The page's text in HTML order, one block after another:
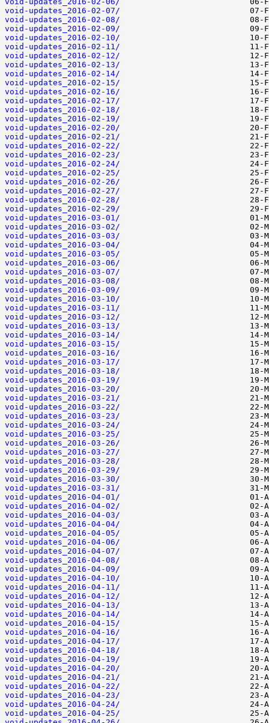
void-updates_2016-02-07/
void-updates_2016-02-08/
void-updates_2016-02-09/
void-updates_2016-02-10/
void-updates_2016-02-11/
void-updates_2016-02-12/
void-updates_2016-02-13/
void-updates_2016-02-14/
void-updates_2016-02-15/
void-updates_2016-02-16/
void-updates_2016-02-17/
void-updates_2016-02-18/
void-updates_2016-02-19/
void-updates_2016-02-20/
void-updates_2016-02-21/
void-updates_2016-02-22/
void-updates_2016-02-23/
void-updates_2016-02-24/
void-updates_2016-02-25/
void-updates_2016-02-26/
void-updates_2016-02-27/
void-updates_2016-02-28/
void-updates_2016-02-29/
void-updates_2016-03-01/
void-updates_2016-03-02/
void-updates_2016-03-03/
void-updates_2016-03-04/
void-updates_2016-03-05/
void-updates_2016-03-06/
void-updates_2016-03-07/
void-updates_2016-03-08/
void-updates_2016-03-09/
void-updates_2016-03-10/
void-updates_2016-03-11/
void-updates_2016-03-12/
void-updates_2016-03-13/
void-updates_2016-03-14/
void-updates_2016-03-15/
void-updates_2016-03-16/
void-updates_2016-03-17/
void-updates_2016-03-18/
void-updates_2016-03-19/
void-updates_2016-03-20/
void-updates_2016-03-21/
void-updates_2016-03-22/
void-updates_2016-03-23/
void-updates_2016-03-24/
void-updates_2016-03-25/
void-updates_2016-03-26/
void-updates_2016-03-27/
void-updates_2016-03-28/
void-updates_2016-03-29/
void-updates_2016-03-30/
void-updates_2016-03-31/
void-updates_2016-04-01/
void-updates_2016-04-02/
void-updates_2016-04-03/
void-updates_2016-04-04/
void-updates_2016-04-05/
void-updates_2016-04-06/
void-updates_2016-04-07/
void-updates_2016-04-08/
void-updates_2016-04-09/
void-updates_2016-04-10/
void-updates_2016-04-11/
void-updates_2016-04-12/
void-updates_2016-04-13/
void-updates_2016-04-14/
void-updates_2016-04-15/
void-updates_2016-04-16/
void-updates_2016-04-17/
void-updates_2016-04-18/
void-updates_2016-04-19/
void-updates_2016-04-20/
void-updates_2016-04-21/
void-updates_2016-04-22/
void-updates_2016-04-23/
void-updates_2016-04-24/
void-updates_2016-04-25/